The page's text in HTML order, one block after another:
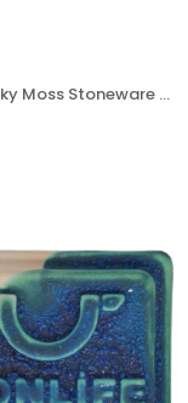
C-21078 Sky Moss Stoneware Artistik Sır